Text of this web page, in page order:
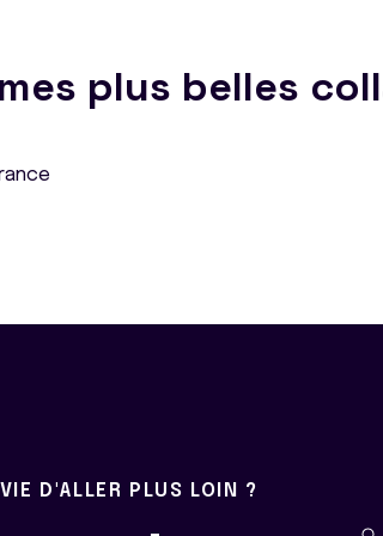
plus belles
D'ALLER PLUS LOIN ?